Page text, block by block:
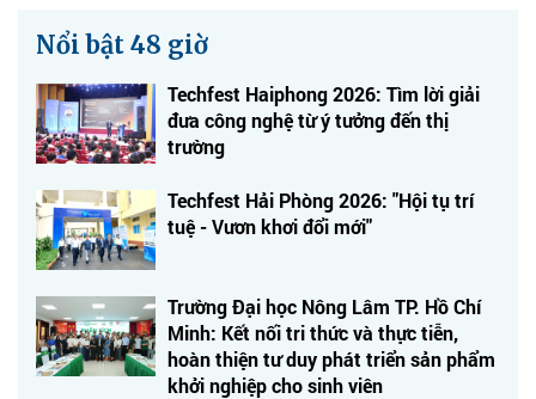
Nổi bật 48 giờ
Techfest Haiphong 2026: Tìm lời giải
đưa công nghệ từ ý tưởng đến thị
trường
Techfest Hải Phòng 2026: "Hội tụ trí
tuệ - Vươn khơi đổi mới"
Trường Đại học Nông Lâm TP. Hồ Chí
Minh: Kết nối tri thức và thực tiễn,
hoàn thiện tư duy phát triển sản phẩm
khởi nghiệp cho sinh viên